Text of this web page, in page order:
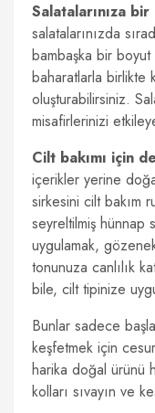
Salatalarınıza
salatalarınızda
bambaşka bir
baharatlarla birlikte
oluşturabilirsiniz.
misafirlerinizi
Cilt bakımı için
içerikler yerine
sirkesini cilt bakım
seyreltilmiş hünnap
uygulamak,
tonunuza canlılık
bile, cilt tipinize
Bunlar sadece
keşfetmek için
harika doğal ürünü
kolları sıvayın ve